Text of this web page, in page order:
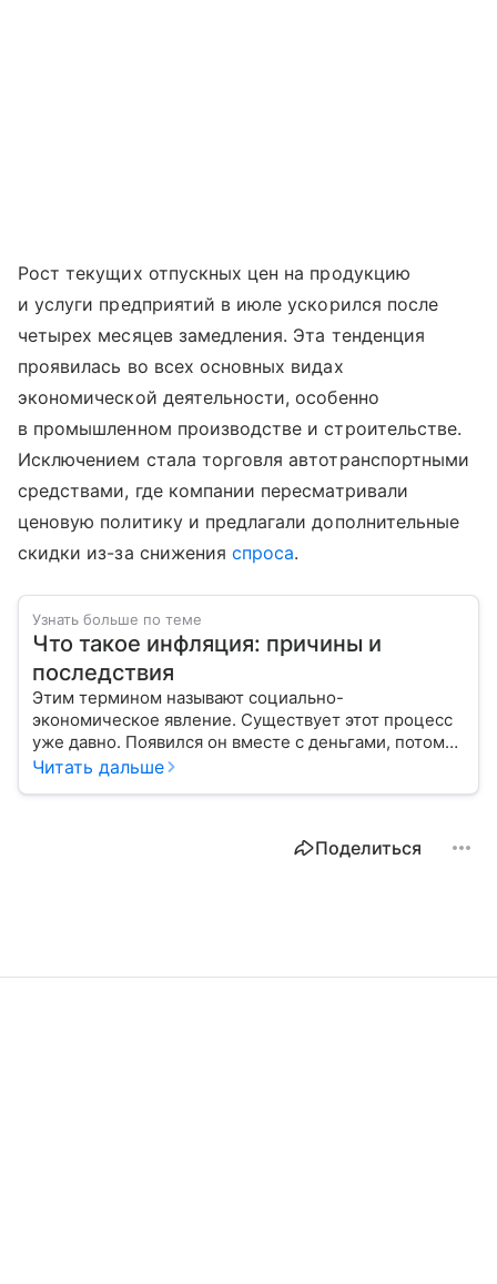
Рост текущих отпускных цен на продукцию
и услуги предприятий в июле ускорился после
четырех месяцев замедления. Эта тенденция
проявилась во всех основных видах
экономической деятельности, особенно
в промышленном производстве и строительстве.
Исключением стала торговля автотранспортными
средствами, где компании пересматривали
ценовую политику и предлагали дополнительные
скидки из-за сниженияспроса.
Узнать больше по теме
Что такое инфляция: причины и
последствия
Этим термином называют социально-
экономическое явление. Существует этот процесс
уже давно. Появился он вместе с деньгами, потому
что эти составляющие неразрывно связаны друг с
Читать дальше
Поделиться